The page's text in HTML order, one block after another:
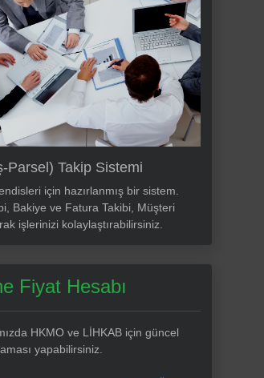
Parsel) Takip Sistemi
için hazırlanmış bir sistem.
Bakiye ve Fatura Takibi, Müşteri
işlerinizi kolaylaştırabilirsiniz.
Fiyat Hesabı
HKMO ve LİHKAB için güncel
yapabilirsiniz.